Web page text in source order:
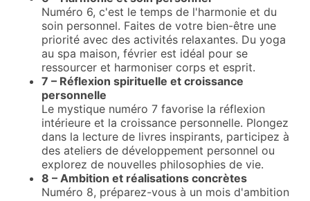
Numéro 6, c'est le temps de l'harmonie et du
soin personnel. Faites de votre bien-être une
priorité avec des activités relaxantes. Du yoga
au spa maison, février est idéal pour se
ressourcer et harmoniser corps et esprit.
7 – Réflexion spirituelle et croissance
personnelle
Le mystique numéro 7 favorise la réflexion
intérieure et la croissance personnelle. Plongez
dans la lecture de livres inspirants, participez à
des ateliers de développement personnel ou
explorez de nouvelles philosophies de vie.
8 – Ambition et réalisations concrètes
Numéro 8, préparez-vous à un mois d'ambition